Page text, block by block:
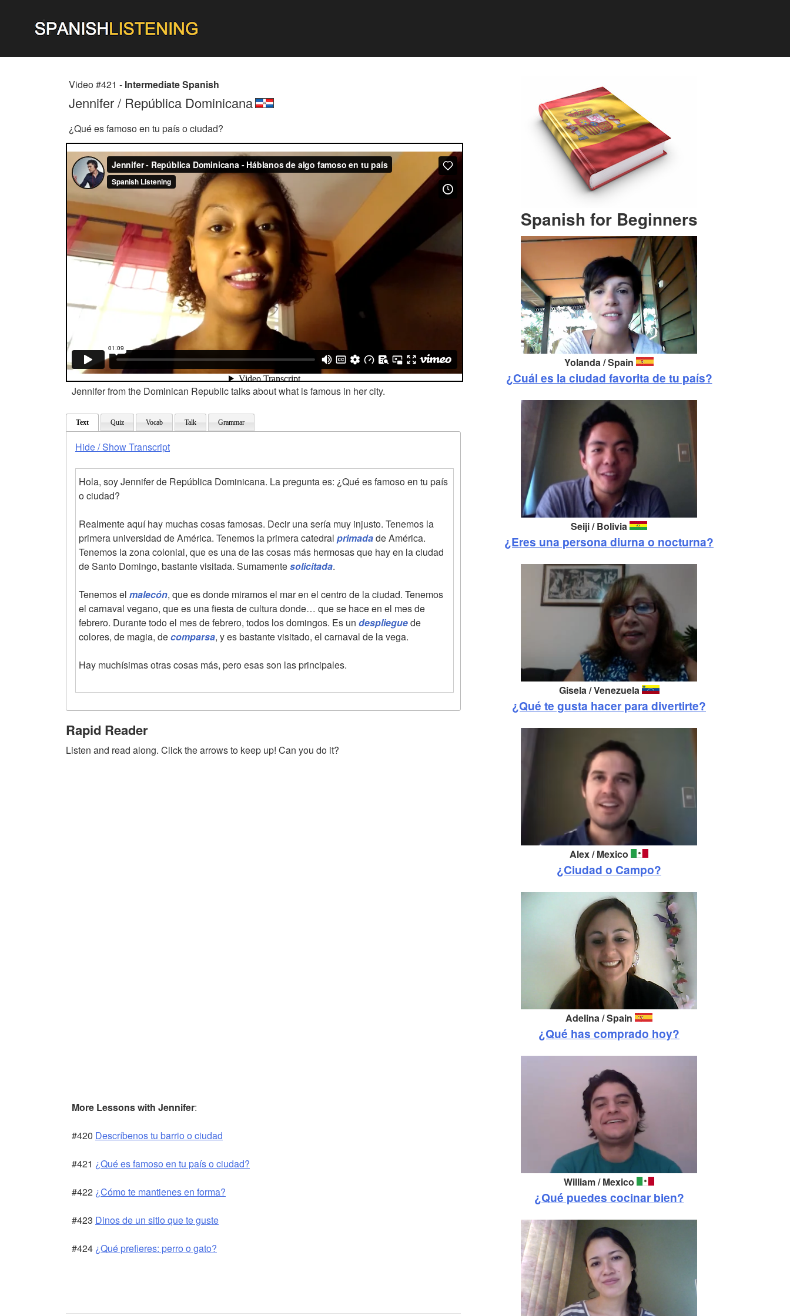
Video #421 - Intermediate Spanish
Jennifer / República Dominicana
¿Qué es famoso en tu país o ciudad?
Jennifer from the Dominican Republic talks about what is famous in her city.
Text Quiz Vocab Talk Grammar
Hide / Show Transcript
Hola, soy Jennifer de República Dominicana. La pregunta es: ¿Qué es famoso en tu país
o ciudad?
Realmente aquí hay muchas cosas famosas. Decir una sería muy injusto. Tenemos la
primera universidad de América. Tenemos la primera catedral primadade América.
Tenemos la zona colonial, que es una de las cosas más hermosas que hay en la ciudad
de Santo Domingo, bastante visitada. Sumamentesolicitada.
Tenemos el malecón, que es donde miramos el mar en el centro de la ciudad. Tenemos
el carnaval vegano, que es una fiesta de cultura donde… que se hace en el mes de
febrero. Durante todo el mes de febrero, todos los domingos. Es un desplieguede
colores, de magia, decomparsa, y es bastante visitado, el carnaval de la vega.
Hay muchísimas otras cosas más, pero esas son las principales.
Rapid Reader
Listen and read along. Click the arrows to keep up! Can you do it?
More Lessons with Jennifer:
#420 Descríbenos tu barrio o ciudad
#421 ¿Qué es famoso en tu país o ciudad?
#422 ¿Cómo te mantienes en forma?
#423 Dinos de un sitio que te guste
#424 ¿Qué prefieres: perro o gato?
Spanish for Beginners
Yolanda / Spain
¿Cuál es la ciudad favorita de tu país?
Seiji / Bolivia
¿Eres una persona diurna o nocturna?
Gisela / Venezuela
¿Qué te gusta hacer para divertirte?
Alex / Mexico
¿Ciudad o Campo?
Adelina /Spain
¿Qué has comprado hoy?
William / Mexico
¿Qué puedes cocinar bien?